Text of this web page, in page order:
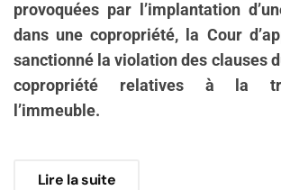
provoquées par l’implantation
dans une copropriété, la Cour
sanctionné la violation des clauses
copropriété relatives à la
l’immeuble.
Lire la suite